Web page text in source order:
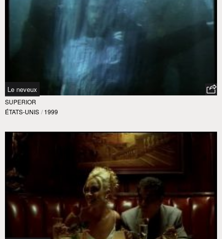
Le neveux
SUPERIOR
ÉTATS-UNIS / 1999